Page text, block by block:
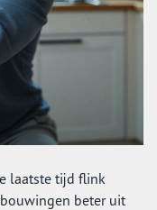
laatste tijd flink
beter uit